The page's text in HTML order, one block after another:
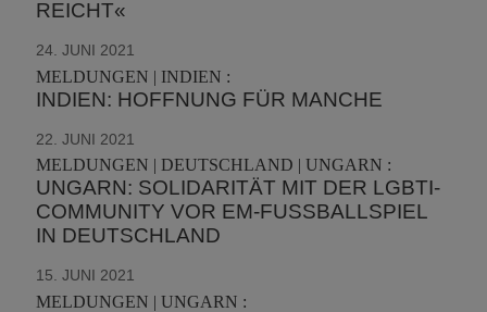
REICHT«
24. JUNI 2021
MELDUNGEN | INDIEN :
INDIEN: HOFFNUNG FÜR MANCHE
22. JUNI 2021
MELDUNGEN | DEUTSCHLAND | UNGARN :
UNGARN: SOLIDARITÄT MIT DER LGBTI-
COMMUNITY VOR EM-FUSSBALLSPIEL I
N DEUTSCHLAND
15. JUNI 2021
MELDUNGEN | UNGARN :